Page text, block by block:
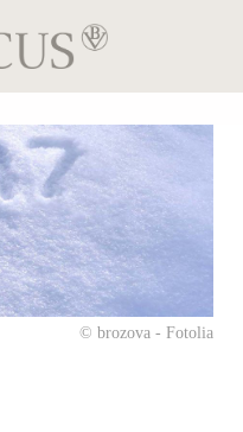
© brozova - Fotolia